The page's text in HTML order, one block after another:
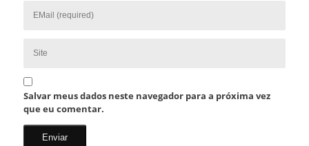
Salvar meus dados neste navegador para a próxima vez
que eu comentar.